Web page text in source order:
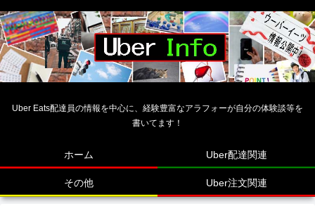
Uber Eats配達員の情報を中心に、経験豊富なアラフォーが自分の体験談等を
書いてます！
ホーム Uber配達関連
その他 Uber注文関連